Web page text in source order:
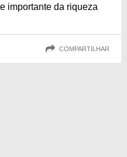
importante da riqueza
COMPARTILHAR